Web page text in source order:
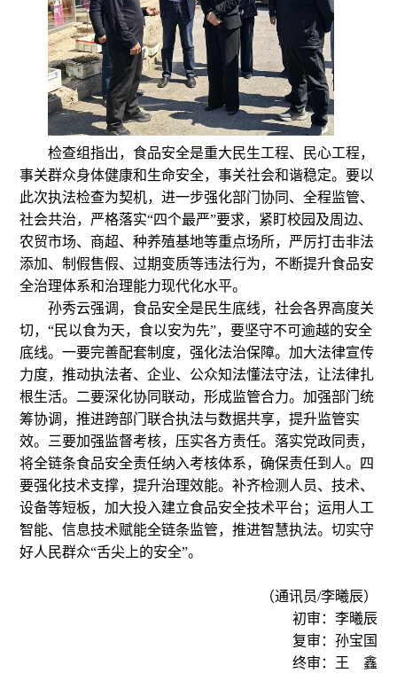
检查组指出，食品安全是重大民生工程、民心工程，
事关群众身体健康和生命安全，事关社会和谐稳定。要以
此次执法检查为契机，进一步强化部门协同、全程监管、
社会共治，严格落实“四个最严”要求，紧盯校园及周边、
农贸市场、商超、种养殖基地等重点场所，严厉打击非法
添加、制假售假、过期变质等违法行为，不断提升食品安
全治理体系和治理能力现代化水平。
孙秀云强调，食品安全是民生底线，社会各界高度关
切，“民以食为天，食以安为先”，要坚守不可逾越的安全
底线。一要完善配套制度，强化法治保障。加大法律宣传
力度，推动执法者、企业、公众知法懂法守法，让法律扎
根生活。二要深化协同联动，形成监管合力。加强部门统
筹协调，推进跨部门联合执法与数据共享，提升监管实
效。三要加强监督考核，压实各方责任。落实党政同责，
将全链条食品安全责任纳入考核体系，确保责任到人。四
要强化技术支撑，提升治理效能。补齐检测人员、技术、
设备等短板，加大投入建立食品安全技术平台；运用人工
智能、信息技术赋能全链条监管，推进智慧执法。切实守
好人民群众“舌尖上的安全”。
（通讯员/李曦辰）
初审：李曦辰
复审：孙宝国
终审：王 鑫